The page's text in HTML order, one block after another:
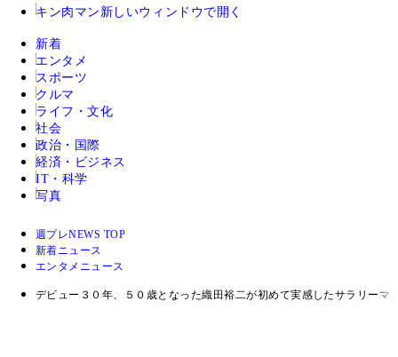
キン肉マン 新しいウィンドウで開く
新着
エンタメ
スポーツ
クルマ
ライフ・文化
社会
政治・国際
経済・ビジネス
IT・科学
写真
週プレNEWS TOP
新着ニュース
エンタメニュース
デビュー３０年、５０歳となった織田裕二が初めて実感したサラリー